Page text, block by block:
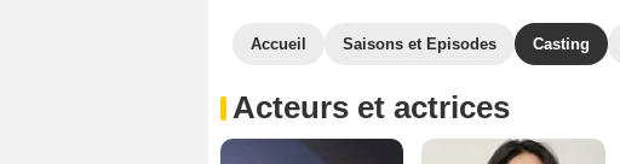
Accueil Saisons et Episodes Casting
Acteurs et actrices